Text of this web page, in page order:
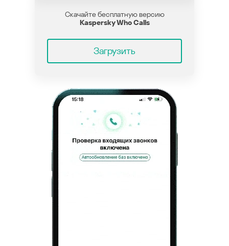
Скачайте бесплатную версию
Kaspersky Who Calls
Загрузить